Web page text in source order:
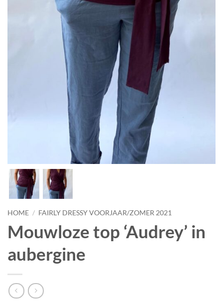
HOME / FAIRLY DRESSY VOORJAAR/ZOMER 2021
Mouwloze top ‘Audrey’ in
aubergine